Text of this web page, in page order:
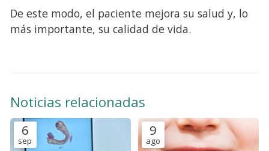
De este modo, el paciente mejora su salud y, lo
más importante, su calidad de vida.
Noticias relacionadas
6
sep
9
ago